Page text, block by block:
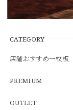
CATEGORY
店舗おすすめ一枚板
PREMIUM
OUTLET